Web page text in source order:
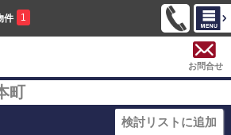
件 1
お問合せ
町
検討リストに追加